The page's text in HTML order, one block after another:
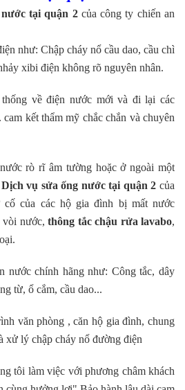
tại quận 2của công ty chiến an
như: Chập cháy nổ cầu dao, cầu chì
xibi điện không rõ nguyên nhân.
về điện nước mới và đi lại các
kết thẩm mỹ chắc chắn và chuyên
rò rĩ âm tường hoặc ở ngoài một
Dịch vụ sửa ống nước tại quận 2 của
cố của các hộ gia đình bị mất nước
vòi nước, thông tắc chậu rửa lavabo,
nước chính hãng như: Công tắc, dây
từ, ổ cắm, cầu dao...
văn phòng , căn hộ gia đình, chung
xử lý chập cháy nổ đường điện
tôi làm việc với phương châm khách